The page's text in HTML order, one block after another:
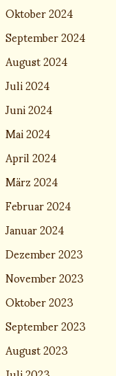
Oktober 2024
September 2024
August 2024
Juli 2024
Juni 2024
Mai 2024
April 2024
März 2024
Februar 2024
Januar 2024
Dezember 2023
November 2023
Oktober 2023
September 2023
August 2023